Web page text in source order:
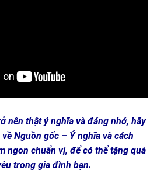
nên thật ý nghĩa và đáng nhớ, hãy
Nguồn gốc – Ý nghĩa và cách
ngon chuẩn vị, để có thể tặng quà
trong gia đình bạn.